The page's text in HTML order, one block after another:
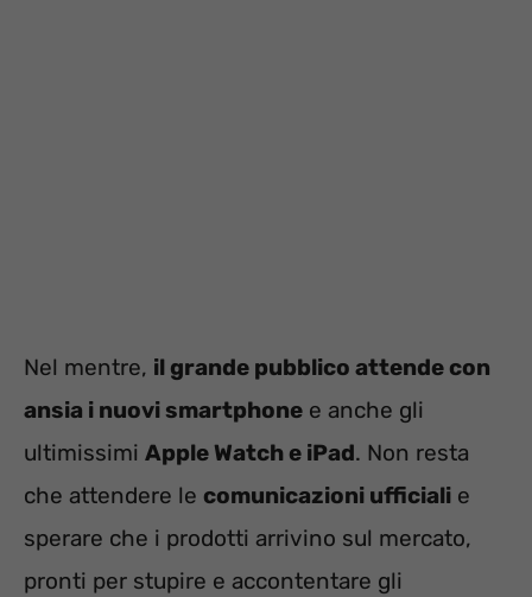
Nel mentre, il grande pubblico attende con
ansia i nuovi smartphone e anche gli
ultimissimi Apple Watch e iPad. Non resta
che attendere le comunicazioni ufficiali e
sperare che i prodotti arrivino sul mercato,
pronti per stupire e accontentare gli